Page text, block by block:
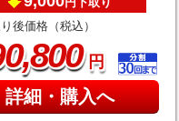
り後価格（税込）
,800円
詳細・購入へ